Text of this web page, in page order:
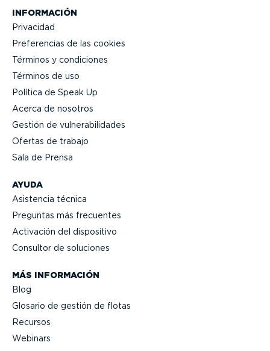
AYUDA
Asistencia técnica
Preguntas más frecuentes
Activación del dispositivo
Consultor de soluciones
MÁS INFORMACIÓN
Blog
Glosario de gestión de flotas
Recursos
Webinars
INFORMACIÓN
Privacidad
Prefe­rencias de las cookies
Términos y condiciones
Términos de uso
Política de Speak Up
Acerca de nosotros
Gestión de vulne­ra­bi­li­dades
Ofertas de trabajo
Sala de Prensa